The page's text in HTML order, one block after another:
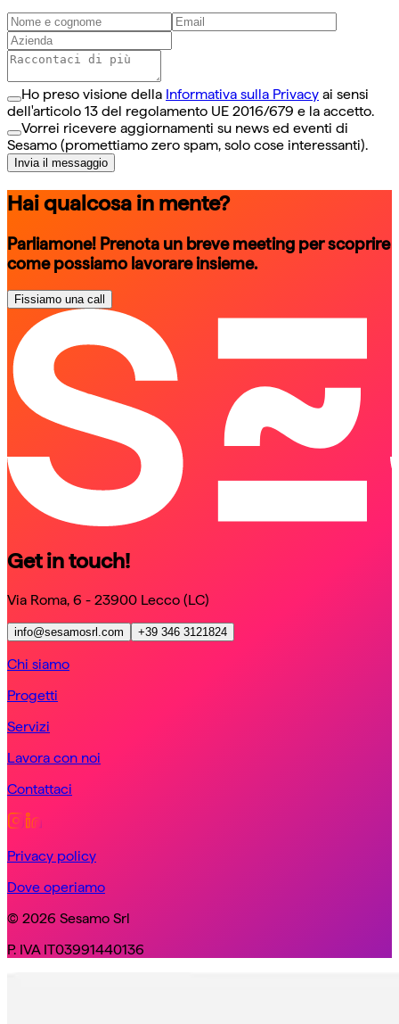
Ho preso visione della Informativa sulla Privacy ai sensi
dell'articolo 13 del regolamento UE 2016/679 e la accetto.
Vorrei ricevere aggiornamenti su news ed eventi di
Sesamo (promettiamo zero spam, solo cose interessanti).
Invia il messaggio
Hai qualcosa in mente?
Parliamone! Prenota un breve meeting per scoprire
come possiamo lavorare insieme.
Fissiamo una call
schedule a call
schedule a call
Get in touch!
Via Roma, 6 - 23900 Lecco (LC)
info@sesamosrl.com +39 346 3121824
Chi siamo
Progetti
Servizi
Lavora con noi
Contattaci
Privacy policy
Dove operiamo
© 2026 Sesamo Srl
P. IVA IT03991440136